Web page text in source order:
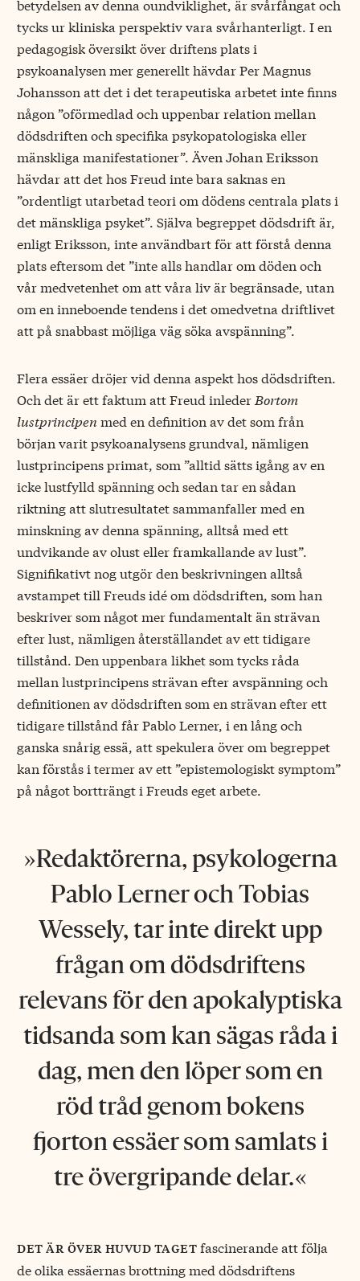
betydelsen av denna oundviklighet, är svårfångat och
tycks ur kliniska perspektiv vara svårhanterligt. I en
pedagogisk översikt över driftens plats i
psykoanalysen mer generellt hävdar Per Magnus
Johansson att det i det terapeutiska arbetet inte finns
någon ”oförmedlad och uppenbar relation mellan
dödsdriften och specifika psykopatologiska eller
mänskliga manifestationer”. Även Johan Eriksson
hävdar att det hos Freud inte bara saknas en
”ordentligt utarbetad teori om dödens centrala plats i
det mänskliga psyket”. Själva begreppet dödsdrift är,
enligt Eriksson, inte användbart för att förstå denna
plats eftersom det ”inte alls handlar om döden och
vår medvetenhet om att våra liv är begränsade, utan
om en inneboende tendens i det omedvetna driftlivet
att på snabbast möjliga väg söka avspänning”.
Flera essäer dröjer vid denna aspekt hos dödsdriften.
Och det är ett faktum att Freud inleder Bortom
lustprincipen med en definition av det som från
början varit psykoanalysens grundval, nämligen
lustprincipens primat, som ”alltid sätts igång av en
icke lustfylld spänning och sedan tar en sådan
riktning att slutresultatet sammanfaller med en
minskning av denna spänning, alltså med ett
undvikande av olust eller framkallande av lust”.
Signifikativt nog utgör den beskrivningen alltså
avstampet till Freuds idé om dödsdriften, som han
beskriver som något mer fundamentalt än strävan
efter lust, nämligen återställandet av ett tidigare
tillstånd. Den uppenbara likhet som tycks råda
mellan lustprincipens strävan efter avspänning och
definitionen av dödsdriften som en strävan efter ett
tidigare tillstånd får Pablo Lerner, i en lång och
ganska snårig essä, att spekulera över om begreppet
kan förstås i termer av ett ”epistemologiskt symptom”
på något bortträngt i Freuds eget arbete.
Redaktörerna, psykologerna
Pablo Lerner och Tobias
Wessely, tar inte direkt upp
frågan om dödsdriftens
relevans för den apokalyptiska
tidsanda som kan sägas råda i
dag, men den löper som en
röd tråd genom bokens
fjorton essäer som samlats i
tre övergripande delar.
det är över huvud tagetfascinerande att följa
de olika essäernas brottning med dödsdriftens